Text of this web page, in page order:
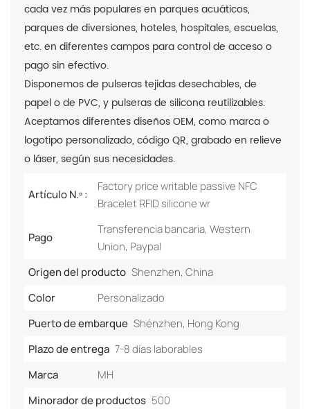
cada vez más populares en parques acuáticos,
parques de diversiones, hoteles, hospitales, escuelas,
etc. en diferentes campos para control de acceso o
pago sin efectivo.
Disponemos de pulseras tejidas desechables, de
papel o de PVC, y pulseras de silicona reutilizables.
Aceptamos diferentes diseños OEM, como marca o
logotipo personalizado, código QR, grabado en relieve
o láser, según sus necesidades.
Artículo N.º :
Factory price writable passive NFC
Bracelet RFID silicone wr
Pago
Transferencia bancaria, Western
Union, Paypal
Origen del producto Shenzhen, China
Color
Personalizado
Puerto de embarque Shénzhen, Hong Kong
Plazo de entrega 7-8 días laborables
Marca
MH
Minorador de productos 500